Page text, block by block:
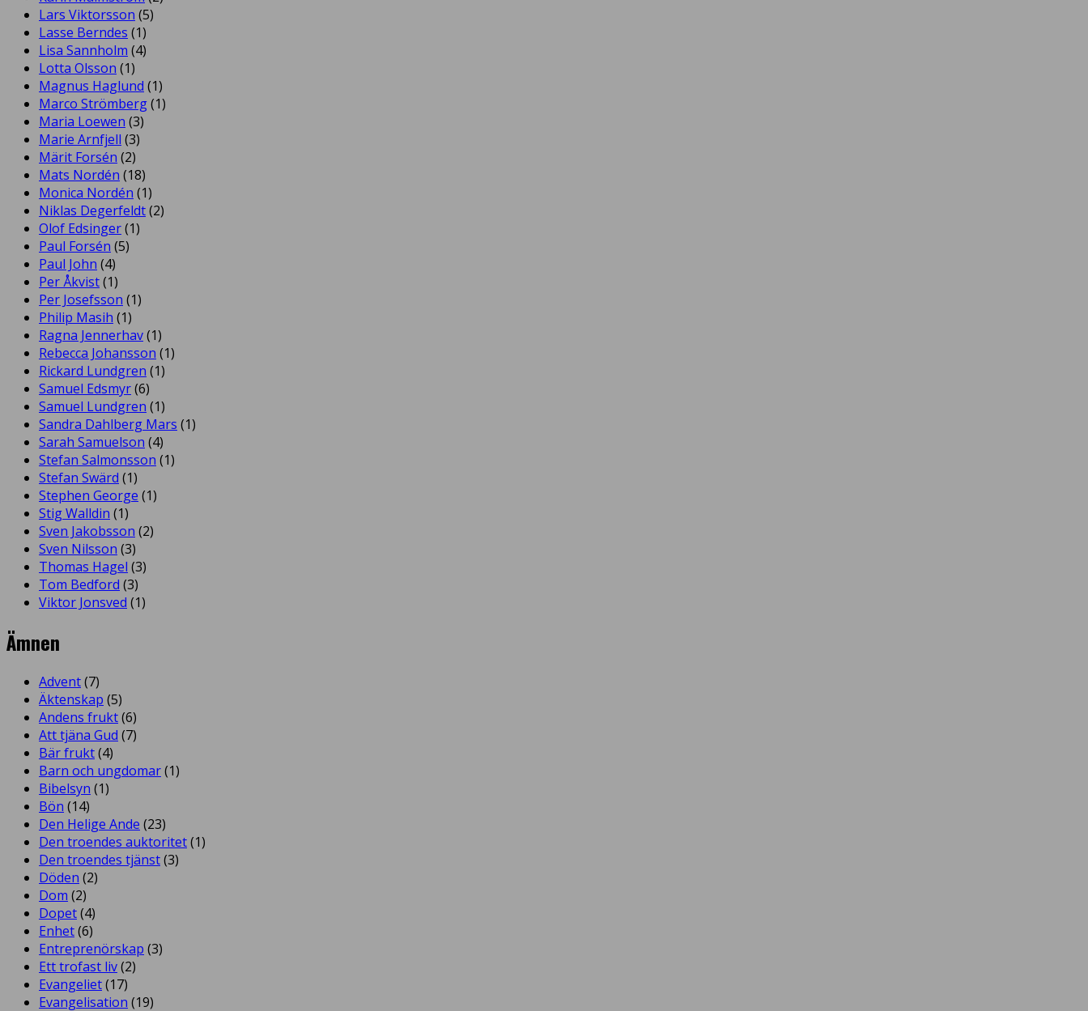
Lars Viktorsson (5)
Lasse Berndes (1)
Lisa Sannholm (4)
Lotta Olsson (1)
Magnus Haglund (1)
Marco Strömberg(1)
Maria Loewen (3)
Marie Arnfjell (3)
Märit Forsén (2)
Mats Nordén (18)
Monica Nordén (1)
Niklas Degerfeldt(2)
Olof Edsinger(1)
Paul Forsén (5)
Paul John (4)
Per Åkvist(1)
Per Josefsson (1)
Philip Masih (1)
Ragna Jennerhav(1)
Rebecca Johansson (1)
Rickard Lundgren (1)
Samuel Edsmyr(6)
Samuel Lundgren (1)
Sandra Dahlberg Mars (1)
Sarah Samuelson (4)
Stefan Salmonsson (1)
Stefan Swärd (1)
Stephen George (1)
Stig Walldin (1)
Sven Jakobsson (2)
Sven Nilsson (3)
Thomas Hagel (3)
Tom Bedford (3)
Viktor Jonsved (1)
Ämnen
Advent(7)
Äktenskap (5)
Andens frukt(6)
Att tjäna Gud (7)
Bär frukt(4)
Barn och ungdomar(1)
Bibelsyn (1)
Bön (14)
Den Helige Ande (23)
Den troendes auktoritet(1)
Den troendes tjänst(3)
Döden (2)
Dom (2)
Dopet(4)
Enhet(6)
Entreprenörskap (3)
Ett trofast liv(2)
Evangeliet(17)
Evangelisation (19)